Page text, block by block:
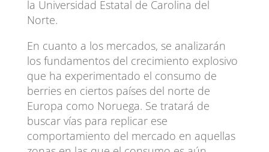
la Universidad Estatal de Carolina del
Norte.
En cuanto a los mercados, se analizarán
los fundamentos del crecimiento explosivo
que ha experimentado el consumo de
berries en ciertos países del norte de
Europa como Noruega. Se tratará de
buscar vías para replicar ese
comportamiento del mercado en aquellas